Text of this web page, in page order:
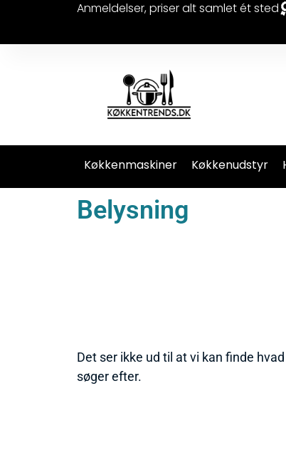
Anmeldelser, priser alt samlet ét sted
Køkkenmaskiner Køkkenudstyr
Belysning
Det ser ikke ud til at vi kan finde
søger efter.